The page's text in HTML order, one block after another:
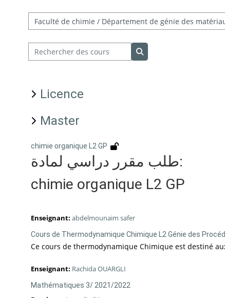
Catégories de cours
Rechercher des cours
Rechercher des cours
Licence
Master
chimie organique L2 GP
طلب مقرر دراسي لمادة:
chimie organique L2 GP
Enseignant: abdelmounaim safer
Cours de Thermodynamique Chimique L2 Génie des
Ce cours de thermodynamique Chimique est destiné
Enseignant: Rachida OUARGLI
Mathématiques 3/ 2021/2022